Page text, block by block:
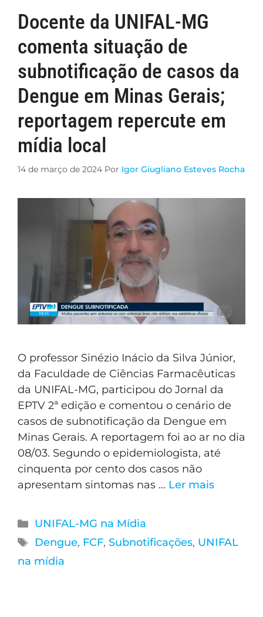
Docente da UNIFAL-MG
comenta situação de
subnotificação de casos da
Dengue em Minas Gerais;
reportagem repercute em
mídia local
14 de março de 2024 Por Igor Giugliano Esteves Rocha
O professor Sinézio Inácio da Silva Júnior,
da Faculdade de Ciências Farmacêuticas
da UNIFAL-MG, participou do Jornal da
EPTV 2ª edição e comentou o cenário de
casos de subnotificação da Dengue em
Minas Gerais. A reportagem foi ao ar no dia
08/03. Segundo o epidemiologista, até
cinquenta por cento dos casos não
apresentam sintomas nas … Ler mais
UNIFAL-MG na Mídia
Dengue, FCF, Subnotificações, UNIFAL
na mídia